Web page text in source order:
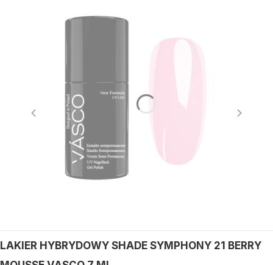
LAKIER HYBRYDOWY SHADE SYMPHONY 21 BERRY